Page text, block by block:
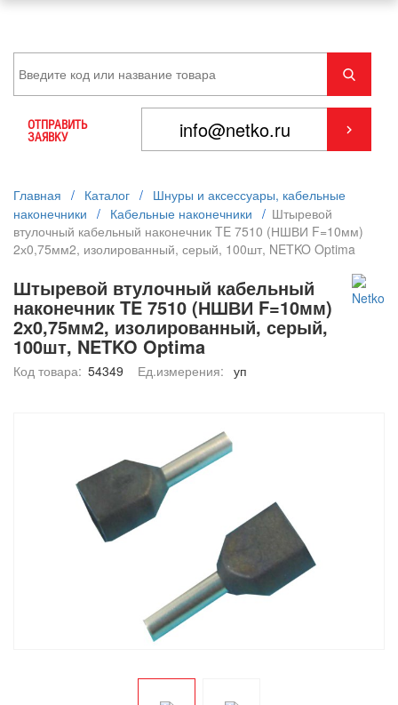
ОТПРАВИТЬ
ЗАЯВКУ
Главная / Каталог / Шнуры и аксессуары, кабельные
наконечники / Кабельные наконечники / Штыревой
втулочный кабельный наконечник TE 7510 (НШВИ F=10мм)
2х0,75мм2, изолированный, серый, 100шт, NETKO Optima
Штыревой втулочный кабельный
наконечник TE 7510 (НШВИ F=10мм)
2х0,75мм2, изолированный, серый,
100шт, NETKO Optima
Код товара: 54349 Ед.измерения: уп